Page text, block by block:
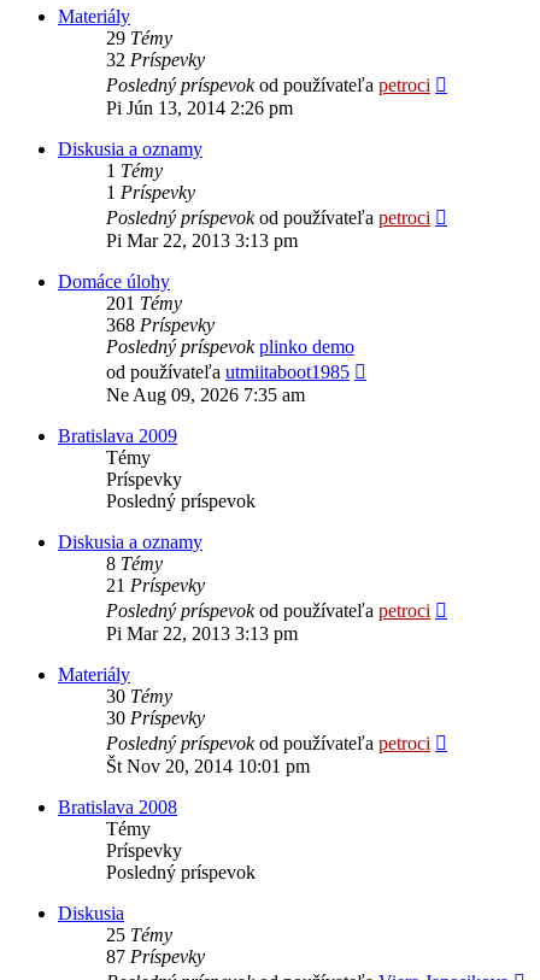
Materiály
29 Témy
32 Príspevky
Posledný príspevokod používateľa petroci
Pi Jún 13, 2014 2:26 pm
Diskusia a oznamy
1 Témy
1 Príspevky
Posledný príspevokod používateľa petroci
Pi Mar 22, 2013 3:13 pm
Domáce úlohy
201 Témy
368 Príspevky
Posledný príspevok plinko demo
od používateľa utmiitaboot1985
Ne Aug 09, 2026 7:35 am
Bratislava 2009
Témy
Príspevky
Posledný príspevok
Diskusia a oznamy
8 Témy
21 Príspevky
Posledný príspevokod používateľa petroci
Pi Mar 22, 2013 3:13 pm
Materiály
30 Témy
30 Príspevky
Posledný príspevokod používateľa petroci
Št Nov 20, 2014 10:01 pm
Bratislava 2008
Témy
Príspevky
Posledný príspevok
Diskusia
25 Témy
87 Príspevky